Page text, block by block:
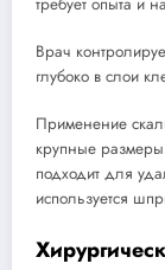
Врач
глубоко в слои
Применение
крупные
подходит для
используется